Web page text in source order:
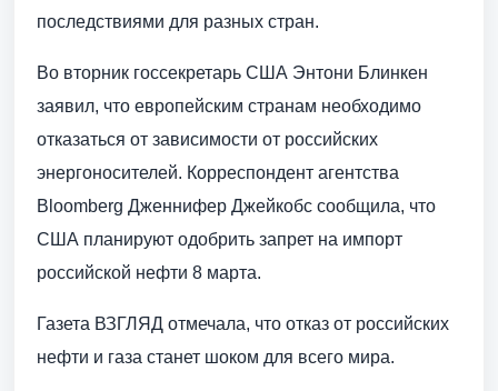
последствиями для разных стран.
Во вторник госсекретарь США Энтони Блинкен
заявил, что европейским странам необходимо
отказаться от зависимости от российских
энергоносителей. Корреспондент агентства
Bloomberg Дженнифер Джейкобс сообщила, что
США планируют одобрить запрет на импорт
российской нефти 8 марта.
Газета ВЗГЛЯД отмечала, что отказ от российских
нефти и газа станет шоком для всего мира.